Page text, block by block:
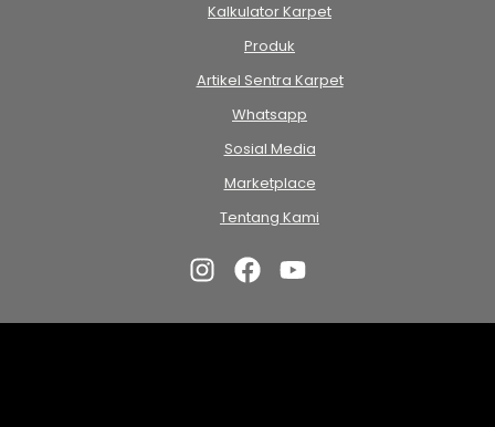
Kalkulator Karpet
Produk
Artikel Sentra Karpet
Whatsapp
Sosial Media
Marketplace
Tentang Kami